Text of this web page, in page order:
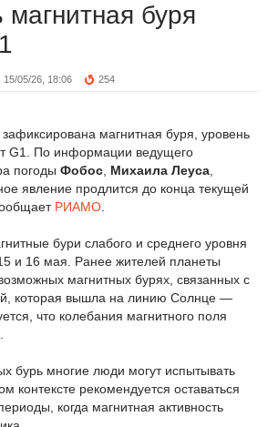
буря
15/05/26, 18:06 254
магнитная буря, уровень
G1. По информации ведущего
погоды Фобос Михаила Леуса
явление продлится до конца текущей
РИАМО
бури слабого и среднего уровня
и 16 мая. Ранее жителей планеты
магнитных бурях, связанных с
которая вышла на линию Солнце —
что колебания магнитного поля
бурь многие люди могут испытывать
контексте рекомендуется оставаться
когда магнитная активность